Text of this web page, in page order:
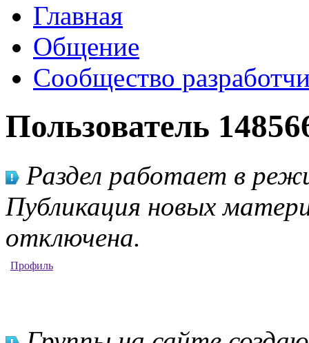
Главная
Общение
Сообщество
Пользователь
Раздел работает в
Публикация новых
отключена.
Профиль